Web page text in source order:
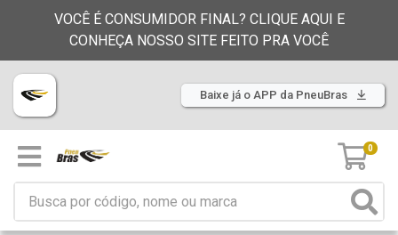
VOCÊ É CONSUMIDOR FINAL? CLIQUE AQUI E
CONHEÇA NOSSO SITE FEITO PRA VOCÊ
Baixe já o APP da PneuBras
0